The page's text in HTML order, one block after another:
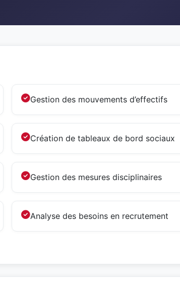
Gestion des mouvements d’effectifs
Création de tableaux de bord sociaux
Gestion des mesures disciplinaires
Analyse des besoins en recrutement